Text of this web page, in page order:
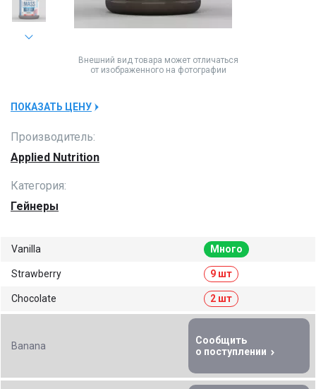
Внешний вид товара может отличаться
от изображенного на фотографии
ПОКАЗАТЬ ЦЕНУ
Производитель:
Applied Nutrition
Категория:
Гейнеры
Vanilla Много
Strawberry 9 шт
Chocolate 2 шт
Banana
Сообщить
о поступлении